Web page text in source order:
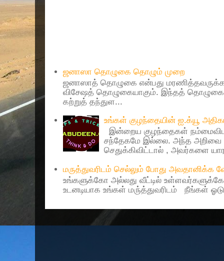
ஜனாஸா தொழுகை தொழும் முறை
ஜனாஸாத் தொழுகை என்பது
விசேஷத் தொழுகையாகும். இந்தத்
கற்றுத் தந்துள...
உங்கள் குழந்தையின் ஐ.க்யூ
இன்றைய குழந்தைகள்
சந்தேகமே இல்லை. அந்த
செதுக்கிவிட்டால் , அவர்களை
மருத்துவரிடம் செல்லும் போது அவதானிக்க
உங்களுக்கோ அல்லது வீட்டில்
உடனடியாக உங்கள் மரு்த்துவரிடம் நீங்கள்